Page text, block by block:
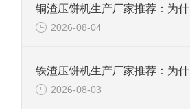
2026-08-04
2026-08-03